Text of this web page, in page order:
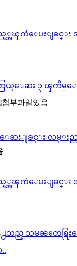
ည့္အၾကံေပးျခင္း
ြယ္ေဆး ၃ ၾကိမ္ေ
စ္ေဆးျခင္း လမ္းည
ည့္အၾကံေပးျခင္း
႕သည္ သမၼတေရြး